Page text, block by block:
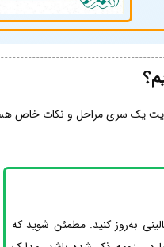
رعایت یک سری مراحل و نکات
به‌روز کنید. مطمئن شوید که